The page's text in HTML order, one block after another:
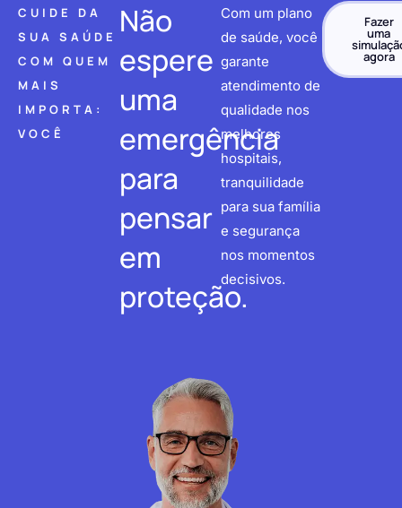
CUIDE DA
SUA SAÚDE
COM QUEM
MAIS
IMPORTA:
VOCÊ
Não
espere
uma
emergência
para
pensar
em
proteção.
Com um plano
de saúde, você
garante
atendimento de
qualidade nos
melhores
hospitais,
tranquilidade
para sua família
e segurança
nos momentos
decisivos.
Fazer
uma
agora